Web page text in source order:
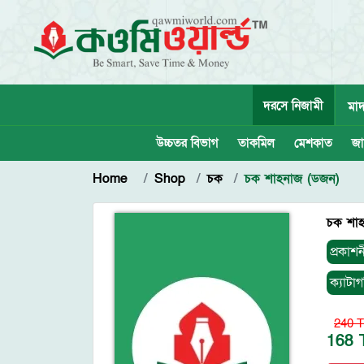
দরসে নিজামী
উচ্চতর বিভাগ তাকমিল মেশকাত
Home Shop চক চক শাহনাজ (ডজন)
চক
240
168